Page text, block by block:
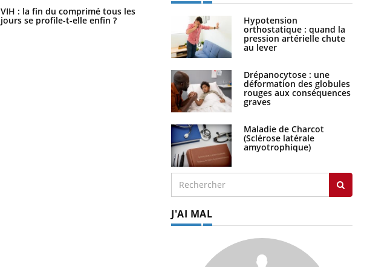
VIH : la fin du comprimé tous les
jours se profile-t-elle enfin ? premiers jours de vos vacances ?
Hypotension
orthostatique : quand la
pression artérielle chute
au lever
Drépanocytose : une
déformation des globules
rouges aux conséquences
graves
Maladie de Charcot
(Sclérose latérale
amyotrophique)
J'AI MAL